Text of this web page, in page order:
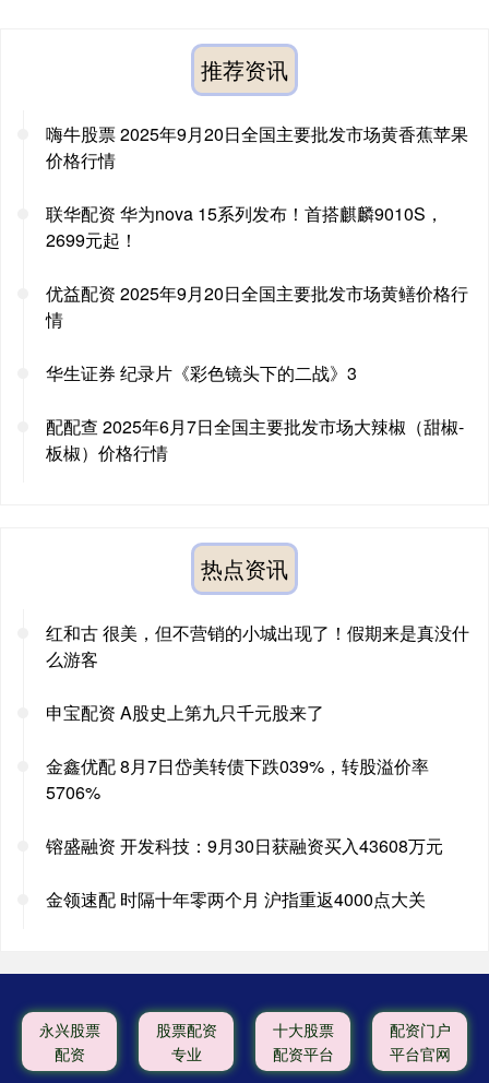
推荐资讯
嗨牛股票 2025年9月20日全国主要批发市场黄香蕉苹果
价格行情
联华配资 华为nova 15系列发布！首搭麒麟9010S，
2699元起！
优益配资 2025年9月20日全国主要批发市场黄鳝价格行
情
华生证券 纪录片《彩色镜头下的二战》3
配配查 2025年6月7日全国主要批发市场大辣椒（甜椒-
板椒）价格行情
热点资讯
红和古 很美，但不营销的小城出现了！假期来是真没什
么游客
申宝配资 A股史上第九只千元股来了
金鑫优配 8月7日岱美转债下跌039%，转股溢价率
5706%
镕盛融资 开发科技：9月30日获融资买入43608万元
金领速配 时隔十年零两个月 沪指重返4000点大关
永兴股票
配资
股票配资
专业
十大股票
配资平台
配资门户
平台官网